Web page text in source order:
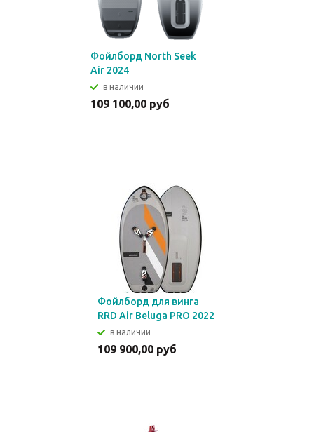
Фойлборд North Seek
Air 2024
в наличии
109 100,00 руб
Фойлборд для винга
RRD Air Beluga PRO 2022
в наличии
109 900,00 руб